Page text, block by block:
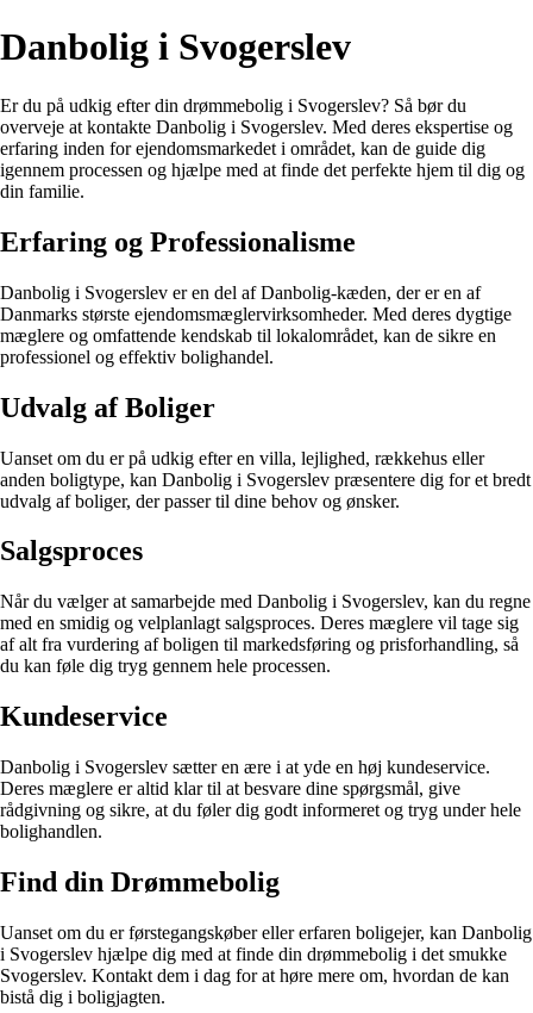
Danbolig i Svogerslev
Er du på udkig efter din drømmebolig i Svogerslev? Så bør du
overveje at kontakte Danbolig i Svogerslev. Med deres ekspertise og
erfaring inden for ejendomsmarkedet i området, kan de guide dig
igennem processen og hjælpe med at finde det perfekte hjem til dig og
din familie.
Erfaring og Professionalisme
Danbolig i Svogerslev er en del af Danbolig-kæden, der er en af
Danmarks største ejendomsmæglervirksomheder. Med deres dygtige
mæglere og omfattende kendskab til lokalområdet, kan de sikre en
professionel og effektiv bolighandel.
Udvalg af Boliger
Uanset om du er på udkig efter en villa, lejlighed, rækkehus eller
anden boligtype, kan Danbolig i Svogerslev præsentere dig for et bredt
udvalg af boliger, der passer til dine behov og ønsker.
Salgsproces
Når du vælger at samarbejde med Danbolig i Svogerslev, kan du regne
med en smidig og velplanlagt salgsproces. Deres mæglere vil tage sig
af alt fra vurdering af boligen til markedsføring og prisforhandling, så
du kan føle dig tryg gennem hele processen.
Kundeservice
Danbolig i Svogerslev sætter en ære i at yde en høj kundeservice.
Deres mæglere er altid klar til at besvare dine spørgsmål, give
rådgivning og sikre, at du føler dig godt informeret og tryg under hele
bolighandlen.
Find din Drømmebolig
Uanset om du er førstegangskøber eller erfaren boligejer, kan Danbolig
i Svogerslev hjælpe dig med at finde din drømmebolig i det smukke
Svogerslev. Kontakt dem i dag for at høre mere om, hvordan de kan
bistå dig i boligjagten.